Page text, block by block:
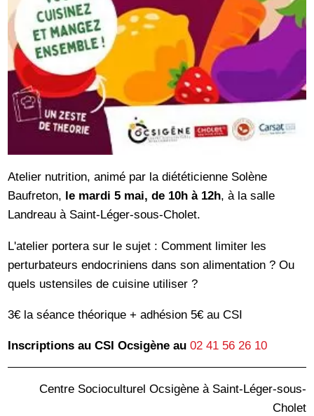
Atelier nutrition, animé par la diététicienne Solène
Baufreton, le mardi 5 mai, de 10h à 12h, à la salle
Landreau à Saint-Léger-sous-Cholet.
L'atelier portera sur le sujet : Comment limiter les
perturbateurs endocriniens dans son alimentation ? Ou
quels ustensiles de cuisine utiliser ?
3€ la séance théorique + adhésion 5€ au CSI
Inscriptions au CSI Ocsigène au 02 41 56 26 10
Centre Socioculturel Ocsigène à Saint-Léger-sous-
Cholet